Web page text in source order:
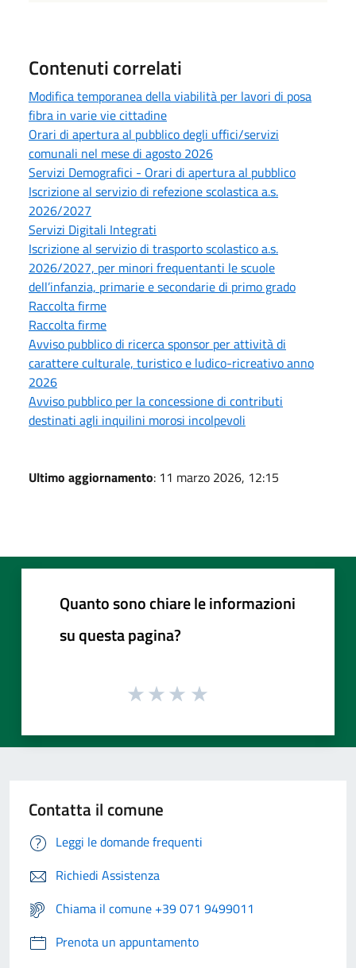
Contenuti correlati
Modifica temporanea della viabilità per lavori di posa
fibra in varie vie cittadine
Orari di apertura al pubblico degli uffici/servizi
comunali nel mese di agosto 2026
Servizi Demografici - Orari di apertura al pubblico
Iscrizione al servizio di refezione scolastica a.s.
2026/2027
Servizi Digitali Integrati
Iscrizione al servizio di trasporto scolastico a.s.
2026/2027, per minori frequentanti le scuole
dell’infanzia, primarie e secondarie di primo grado
Raccolta firme
Raccolta firme
Avviso pubblico di ricerca sponsor per attività di
carattere culturale, turistico e ludico-ricreativo anno
2026
Avviso pubblico per la concessione di contributi
destinati agli inquilini morosi incolpevoli
Ultimo aggiornamento: 11 marzo 2026, 12:15
Quanto sono chiare le informazioni
su questa pagina?
Contatta il comune
Leggi le domande frequenti
Richiedi Assistenza
Chiama il comune +39 071 9499011
Prenota un appuntamento